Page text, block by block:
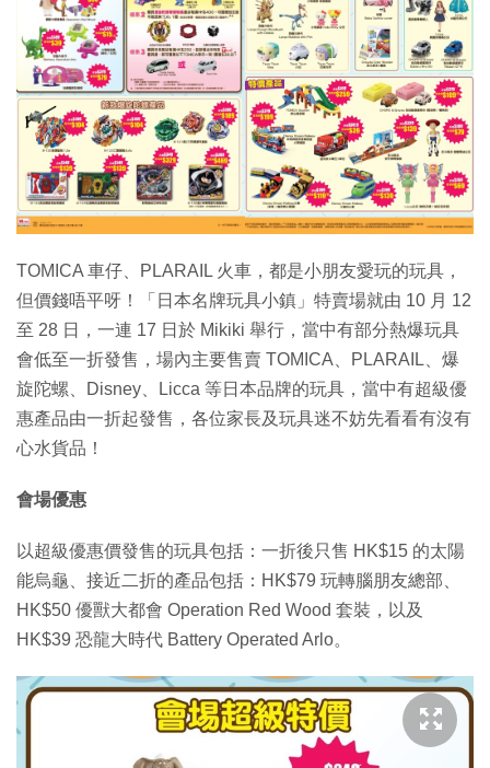
生成式AI與雲端應用
Enterprise Digital Transformation
特集
TOMICA 車仔、PLARAIL 火車，都是小朋友愛玩的玩具，
但價錢唔平呀！「日本名牌玩具小鎮」特賣場就由 10 月 12
至 28 日，一連 17 日於 Mikiki 舉行，當中有部分熱爆玩具
會低至一折發售，場內主要售賣 TOMICA、PLARAIL、爆
旋陀螺、Disney、Licca 等日本品牌的玩具，當中有超級優
惠產品由一折起發售，各位家長及玩具迷不妨先看看有沒有
心水貨品！
會場優惠
以超級優惠價發售的玩具包括：一折後只售 HK$15 的太陽
能烏龜、接近二折的產品包括：HK$79 玩轉腦朋友總部、
HK$50 優獸大都會 Operation Red Wood 套裝，以及
HK$39 恐龍大時代 Battery Operated Arlo。